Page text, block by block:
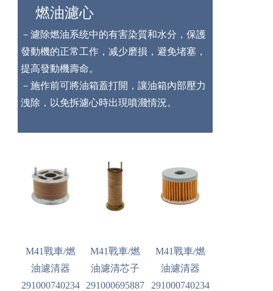
燃油濾心
－濾除燃油系统中的有害染質和水分，保護
發動機的正常工作，减少磨損，避免堵塞，
提高發動機壽命。
－施作前可將油箱蓋打開，讓油箱內部壓力
洩除，以免拆濾心時出現噴濺情況。
M41戰車/燃
油濾清器
291000740234
M41戰車/燃
油濾清芯子
291000695887
M41戰車/燃
油濾清器
291000740234